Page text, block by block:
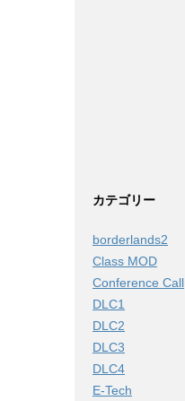
カテゴリー
borderlands2
Class MOD
Conference Call
DLC1
DLC2
DLC3
DLC4
E-Tech